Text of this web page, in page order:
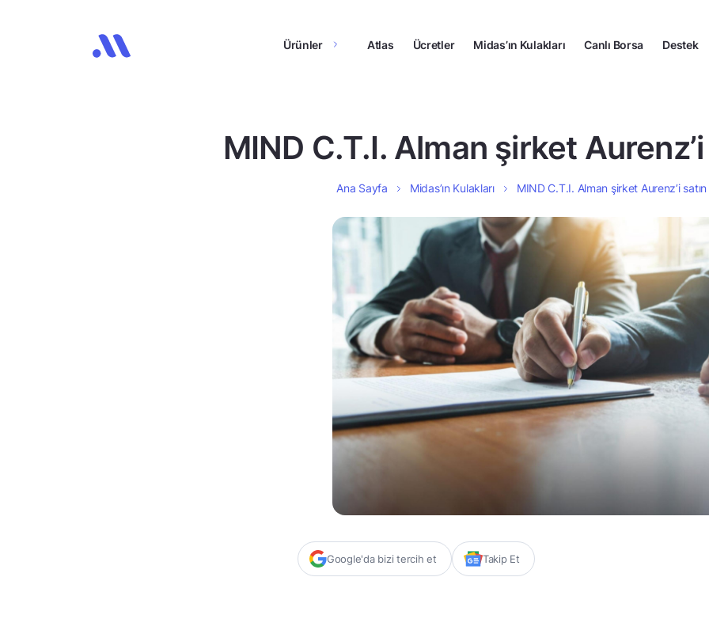
Ürünler Atlas Ücretler Midas’ın Kulakları Canlı Borsa Destek
MIND C.T.I. Alman şirket Aurenz’i
Ana Sayfa Midas’ın Kulakları MIND C.T.I. Alman şirket Aurenz’i satın
Google'da bizi tercih et Takip Et